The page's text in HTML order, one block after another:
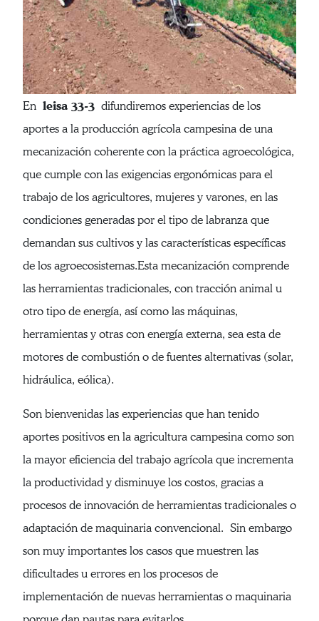
En leisa 33-3 difundiremos experiencias de los
aportes a la producción agrícola campesina de una
mecanización coherente con la práctica agroecológica,
que cumple con las exigencias ergonómicas para el
trabajo de los agricultores, mujeres y varones, en las
condiciones generadas por el tipo de labranza que
demandan sus cultivos y las características específicas
de los agroecosistemas.Esta mecanización comprende
las herramientas tradicionales, con tracción animal u
otro tipo de energía, así como las máquinas,
herramientas y otras con energía externa, sea esta de
motores de combustión o de fuentes alternativas (solar,
hidráulica, eólica).
Son bienvenidas las experiencias que han tenido
aportes positivos en la agricultura campesina como son
la mayor eficiencia del trabajo agrícola que incrementa
la productividad y disminuye los costos, gracias a
procesos de innovación de herramientas tradicionales o
adaptación de maquinaria convencional. Sin embargo
son muy importantes los casos que muestren las
dificultades u errores en los procesos de
implementación de nuevas herramientas o maquinaria